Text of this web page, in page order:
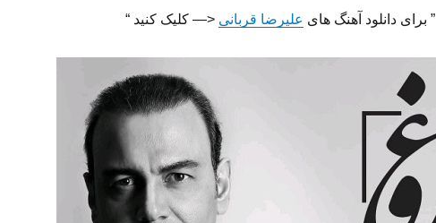
” برای دانلود آهنگ های علیرضا قربانی <— کلیک کنید “